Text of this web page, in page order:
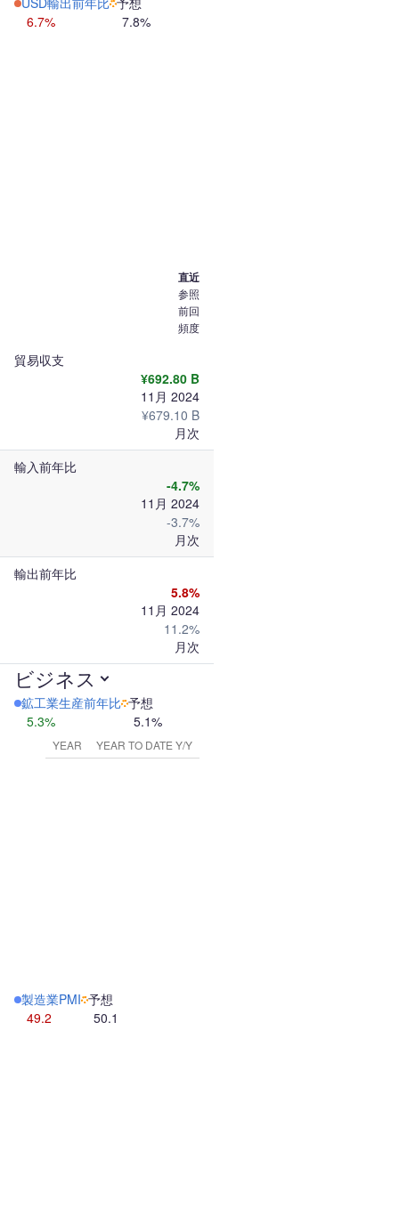
6.7%
7.8%
直近
参照
前回
頻度
貿易収支
¥692.80 B
11月 2024
¥679.10 B
月次
輸入前年比
-4.7%
11月 2024
-3.7%
月次
輸出前年比
5.8%
11月 2024
11.2%
月次
ビジネス
鉱工業生産前年比
5.3%
予想
5.1%
YEAR YEAR TO DATE Y/Y
製造業PMI
49.2
予想
50.1